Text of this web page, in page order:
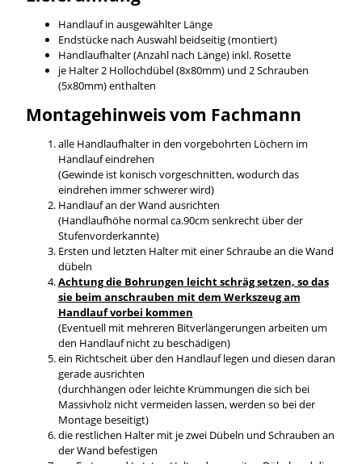
Handlauf in ausgewählter Länge
Endstücke nach Auswahl beidseitig (montiert)
Handlaufhalter (Anzahl nach Länge) inkl. Rosette
je Halter 2 Hollochdübel (8x80mm) und 2 Schrauben
(5x80mm) enthalten
Montagehinweis vom Fachmann
alle Handlaufhalter in den vorgebohrten Löchern im
Handlauf eindrehen
(Gewinde ist konisch vorgeschnitten, wodurch das
eindrehen immer schwerer wird)
Handlauf an der Wand ausrichten
(Handlaufhöhe normal ca.90cm senkrecht über der
Stufenvorderkannte)
Ersten und letzten Halter mit einer Schraube an die Wand
dübeln
Achtung die Bohrungen leicht schräg setzen, so das
sie beim anschrauben mit dem Werkszeug am
Handlauf vorbei kommen
(Eventuell mit mehreren Bitverlängerungen arbeiten um
den Handlauf nicht zu beschädigen)
ein Richtscheit über den Handlauf legen und diesen daran
gerade ausrichten
(durchhängen oder leichte Krümmungen die sich bei
Massivholz nicht vermeiden lassen, werden so bei der
Montage beseitigt)
die restlichen Halter mit je zwei Dübeln und Schrauben an
der Wand befestigen